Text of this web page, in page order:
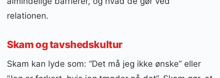
relationen.
Skam og tavshedskultur
Skam kan lyde som: “Det må jeg ikke ønske” eller